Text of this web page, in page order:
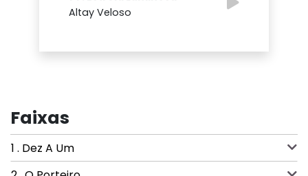
Altay Veloso
Faixas
1 . Dez A Um